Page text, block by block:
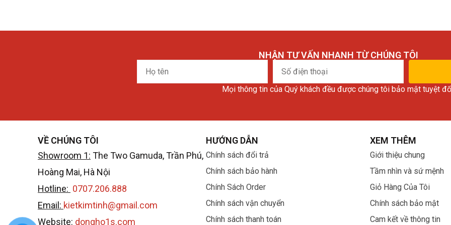
NHẬN TƯ VẤN NHANH TỪ CHÚNG TÔI
Họ
tên
Số
điện
Mọi thông tin của Quý khách đều được chúng tôi bảo mật tuyệt
VỀ CHÚNG TÔI
Showroom 1: The Two Gamuda, Trần Phú,
Hoàng Mai, Hà Nội
Hotline: 0707.206.888
Email: kietkimtinh@gmail.com
Website: dongho1s.com
HƯỚNG DẪN
Chính sách đổi trả
Chính sách bảo hành
Chính Sách Order
Chính sách vận chuyển
Chính sách thanh toán
XEM THÊM
Giới thiệu chung
Tầm nhìn và sứ mệnh
Giỏ Hàng Của Tôi
Chính sách bảo mật
Cam kết về thông tin